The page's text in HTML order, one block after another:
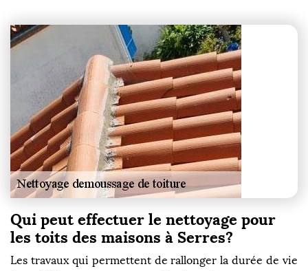
Qui peut effectuer le nettoyage pour
les toits des maisons à Serres?
Les travaux qui permettent de rallonger la durée de vie